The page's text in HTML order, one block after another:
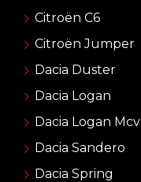
Citroën C6
Citroën Jumper
Dacia Duster
Dacia Logan
Dacia Logan Mcv
Dacia Sandero
Dacia Spring